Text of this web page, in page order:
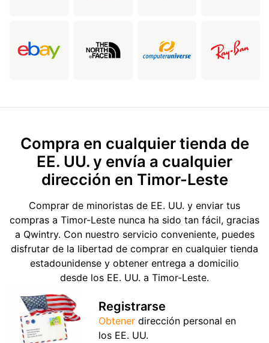
Compra en cualquier tienda de
EE. UU. y envía a cualquier
dirección en Timor-Leste
Comprar de minoristas de EE. UU. y enviar tus
compras a Timor-Leste nunca ha sido tan fácil, gracias
a Qwintry. Con nuestro servicio conveniente, puedes
disfrutar de la libertad de comprar en cualquier tienda
estadounidense y obtener entrega a domicilio
desde los EE. UU. a Timor-Leste.
Registrarse
Obtener dirección personal en
los EE. UU.